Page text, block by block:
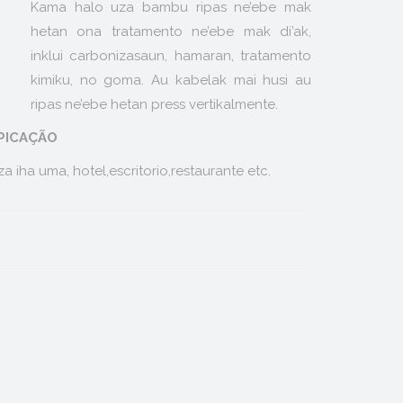
Kama halo uza bambu ripas ne’ebe mak
hetan ona tratamento ne’ebe mak di’ak,
inklui carbonizasaun, hamaran, tratamento
kimiku, no goma. Au kabelak mai husi au
ripas ne’ebe hetan press vertikalmente.
iha uma, hotel,escritorio,restaurante etc.